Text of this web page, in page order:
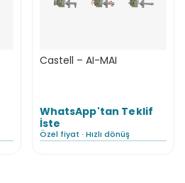
Castell – AI-MAI
WhatsApp'tan Teklif
İste
Özel fiyat · Hızlı dönüş